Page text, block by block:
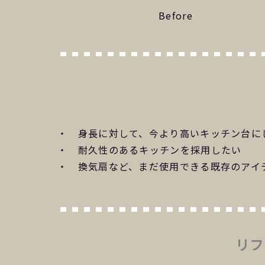
Before
・ 身長に対して、今より高いキッチン台に
・ 耐久性のあるキッチンを採用したい
・ 換気扇など、まだ使用できる既存のアイ
リ